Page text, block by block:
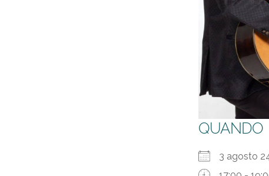
QUANDO
3 agosto